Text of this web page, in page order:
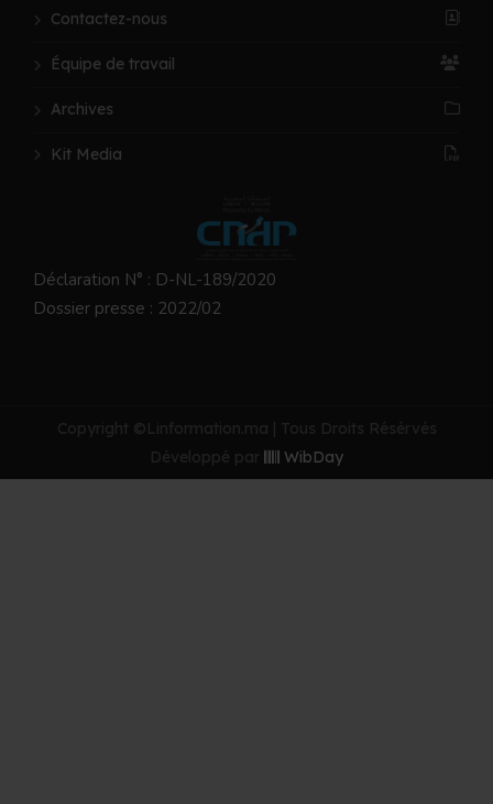
Contactez-nous
Équipe de travail
Archives
Kit Media
Déclaration N° : D-NL-189/2020
Dossier presse : 2022/02
Copyright ©Linformation.ma | Tous Droits Résérvés
Développé par
WibDay